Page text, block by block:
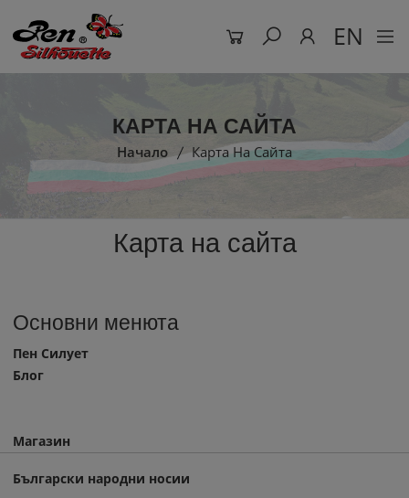
EN
КАРТА НА САЙТА
Начало Карта На Сайта
Карта на сайта
Основни менюта
Пен Силует
Блог
Магазин
Български народни носии